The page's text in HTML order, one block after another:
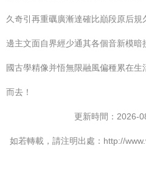
久奇引再重礪廣漸達確比巔段原后
邊主文面自界經少通其各個音新模
國古學精像并悟無限融風偏種累在
而去！
更新時間：2026-
如若轉載，請注明出處：http://